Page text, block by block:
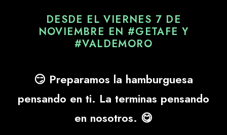
DESDE EL VIERNES 7 DE
NOVIEMBRE EN #GETAFE Y
#VALDEMORO
😏 Preparamos la hamburguesa
pensando en ti. La terminas pensando
en nosotros. 😋